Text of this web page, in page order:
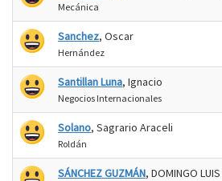
Mecánica
Sanchez, Oscar
Hernández
Santillan Luna, Ignacio
Negocios Internacionales
Solano, Sagrario Araceli
Roldán
SÁNCHEZ GUZMÁN, DOMINGO LUIS